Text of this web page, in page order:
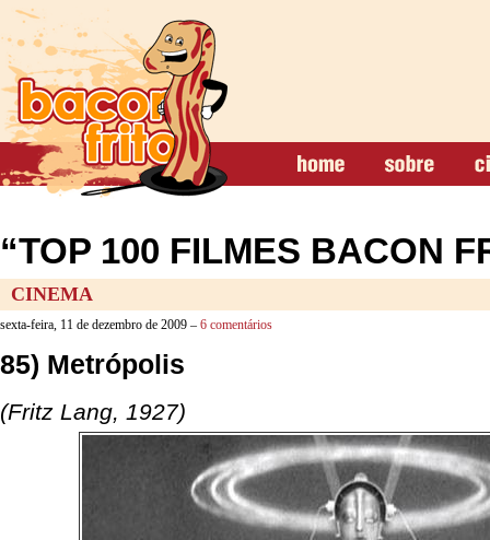
“TOP 100 FILMES BACON
CINEMA
sexta-feira, 11 de dezembro de 2009 – 6 comentários
85) Metrópolis
(Fritz Lang, 1927)